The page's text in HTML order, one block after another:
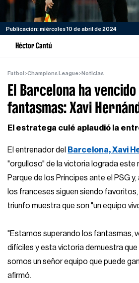
Publicación: miércoles 10 de abril de 2024
Héctor Cantú
Futbol >Champions League>Noticias
El Barcelona ha
fantasmas: Xavi
El estratega culé aplaudió la
El entrenador del Barcelona, Xavi
"orgulloso" de la victoria lograda este
Parque de los Príncipes ante el PSG
los franceses siguen siendo
triunfo muestra que son "un equipo
"Estamos superando los fantasmas,
difíciles y esta victoria demuestra que
somos un señor equipo que puede
afirmó.